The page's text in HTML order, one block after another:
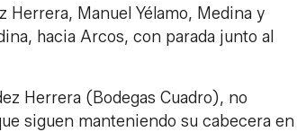
Herrera, Manuel Yélamo, Medina y
hacia Arcos, con parada junto al
Herrera (Bodegas Cuadro), no
siguen manteniendo su cabecera en